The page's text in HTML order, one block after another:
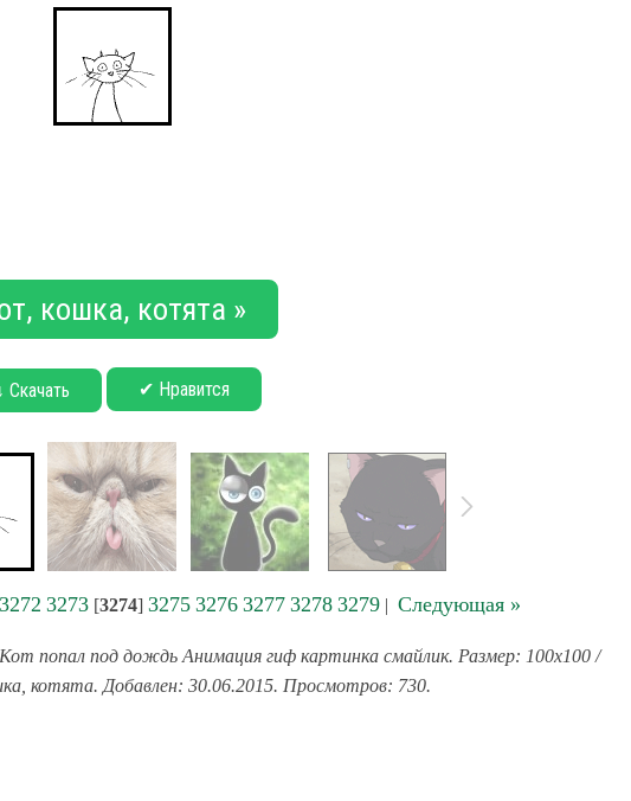
кошка, котята »
Скачать ✔ Нравится
3272 3273[3274] 3275 3276 3277 3278 3279| Следующая »
попал под дождь Анимация гиф картинка смайлик. Размер: 100x100 /
котята. Добавлен: 30.06.2015. Просмотров: 730.